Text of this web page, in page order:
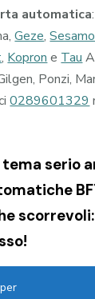
automatica:
Geze,Sesamo
, Kopron e Tau
Ponzi,
0289601329
serio